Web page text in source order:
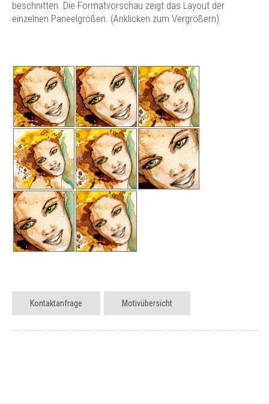
beschnitten. Die Formatvorschau zeigt das Layout der
einzelnen Paneelgrößen. (Anklicken zum Vergrößern)
Kontaktanfrage Motivübersicht